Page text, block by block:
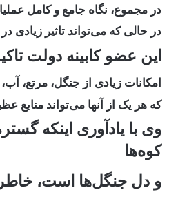
در مجموع، نگاه جامع و کامل
در حالی که می‌تواند تاثیر زیادی
این عضو کابینه دولت
امکانات زیادی از جنگل، مرتع،
که هر یک از آنها می‌تواند منابع
وی با یادآوری اینکه
کوه‌ها
و دل جنگل‌ها است،